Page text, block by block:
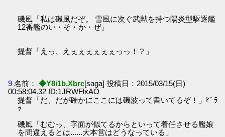
磯風「私は磯風だぞ。 雪風に次ぐ武勲を持つ陽炎型駆逐艦
12番艦のい・そ・か・ぜ」
提督「えっ、えぇぇぇぇぇぇっっ！？」
9 名前： ◆Y8i1b.Xbrc[saga] 投稿日：2015/03/15(日)
00:58:04.32 ID:1JRWFlxAO
提督「だ、だが確かにここには磯波って書いてるぞ！」ﾋﾟﾗ
ｯ
磯風「むむっ、字面が似てるからといって着任させる艦娘
を間違えるとは......大本営はどうなっている」